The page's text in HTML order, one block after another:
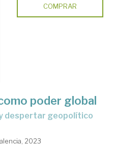
COMPRAR
poder global
despertar geopolítico
2023